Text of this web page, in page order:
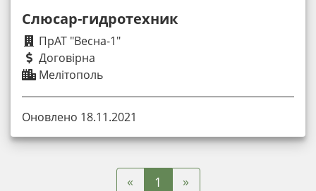
Слюсар-гидротехник
ПрАТ "Весна-1"
Договірна
Мелітополь
Оновлено 18.11.2021
« 1 »